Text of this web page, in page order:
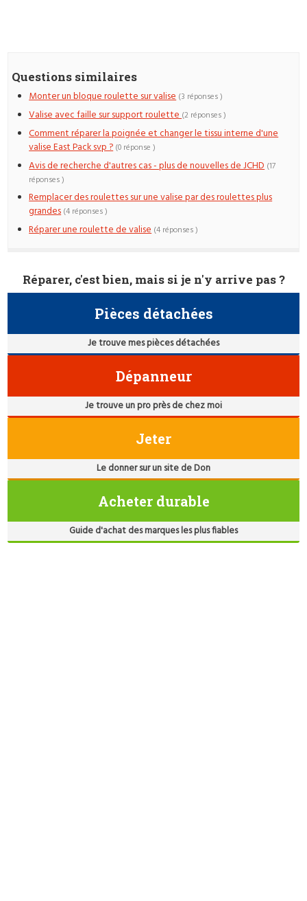
Questions similaires
Monter un bloque roulette sur valise (3 réponses )
Valise avec faille sur support roulette(2 réponses )
Comment réparer la poignée et changer le tissu interne d'une
valise East Pack svp ? (0 réponse )
Avis de recherche d'autres cas - plus de nouvelles de JCHD (17
réponses )
Remplacer des roulettes sur une valise par des roulettes plus
grandes (4 réponses )
Réparer une roulette de valise (4 réponses )
Réparer, c'est bien, mais si je n'y arrive pas ?
Pièces détachées
Je trouve mes pièces détachées
Dépanneur
Je trouve un pro près de chez moi
Jeter
Le donner sur un site de Don
Acheter durable
Guide d'achat des marques les plus fiables